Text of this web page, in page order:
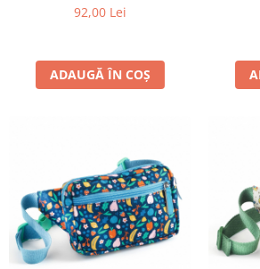
92,00 Lei
ADAUGĂ ÎN COȘ